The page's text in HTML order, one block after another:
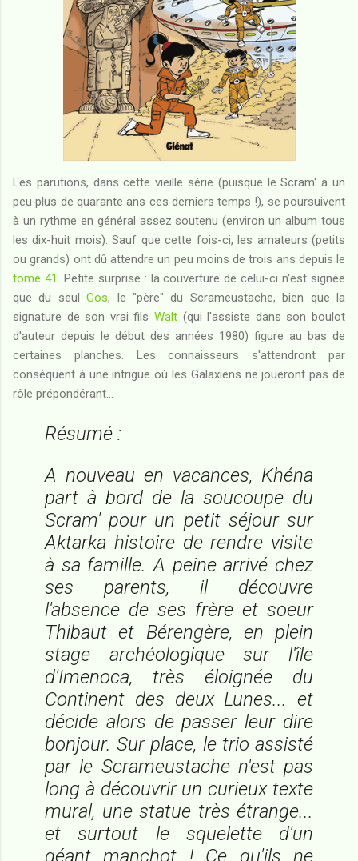
Les parutions, dans cette vieille série (puisque le Scram' a un
peu plus de quarante ans ces derniers temps !), se poursuivent
à un rythme en général assez soutenu (environ un album tous
les dix-huit mois). Sauf que cette fois-ci, les amateurs (petits
ou grands) ont dû attendre un peu moins de trois ans depuis le
tome 41 . Petite surprise : la couverture de celui-ci n'est signée
que du seulGos, le "père" du Scrameustache, bien que la
signature de son vrai fils Walt (qui l'assiste dans son boulot
d'auteur depuis le début des années 1980) figure au bas de
certaines planches. Les connaisseurs s'attendront par
conséquent à une intrigue où les Galaxiens ne joueront pas de
rôle prépondérant...
Résumé :
A nouveau en vacances, Khéna
part à bord de la soucoupe du
Scram' pour un petit séjour sur
Aktarka histoire de rendre visite
à sa famille. A peine arrivé chez
ses parents, il découvre
l'absence de ses frère et soeur
Thibaut et Bérengère, en plein
stage archéologique sur l'île
d'Imenoca, très éloignée du
Continent des deux Lunes... et
décide alors de passer leur dire
bonjour. Sur place, le trio assisté
par le Scrameustache n'est pas
long à découvrir un curieux texte
mural, une statue très étrange...
et surtout le squelette d'un
géant manchot ! Ce qu'ils ne